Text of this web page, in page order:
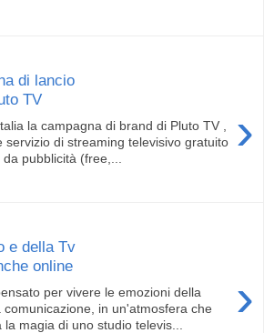
di lancio
TV
›
la campagna di brand di Pluto TV ,
servizio di streaming televisivo gratuito
pubblicità (free,...
e della Tv
online
›
per vivere le emozioni della
comunicazione, in un'atmosfera che
magia di uno studio televis...